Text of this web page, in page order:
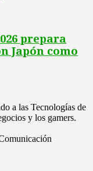
prepara
Japón como
a las Tecnologías de
y los gamers.